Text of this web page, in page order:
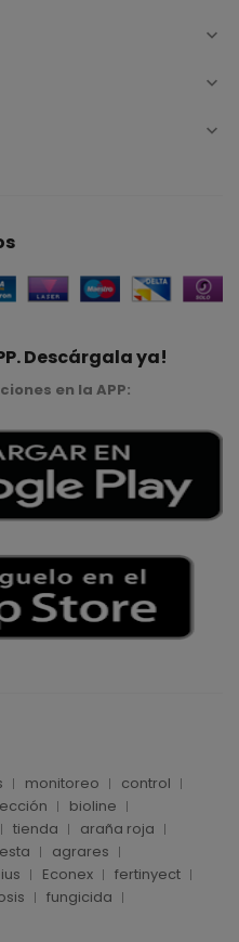



Descárgala ya!
en la APP:
monitoreo
control
bioline
tienda
araña roja
agrares
Econex
fertinyect
fungicida